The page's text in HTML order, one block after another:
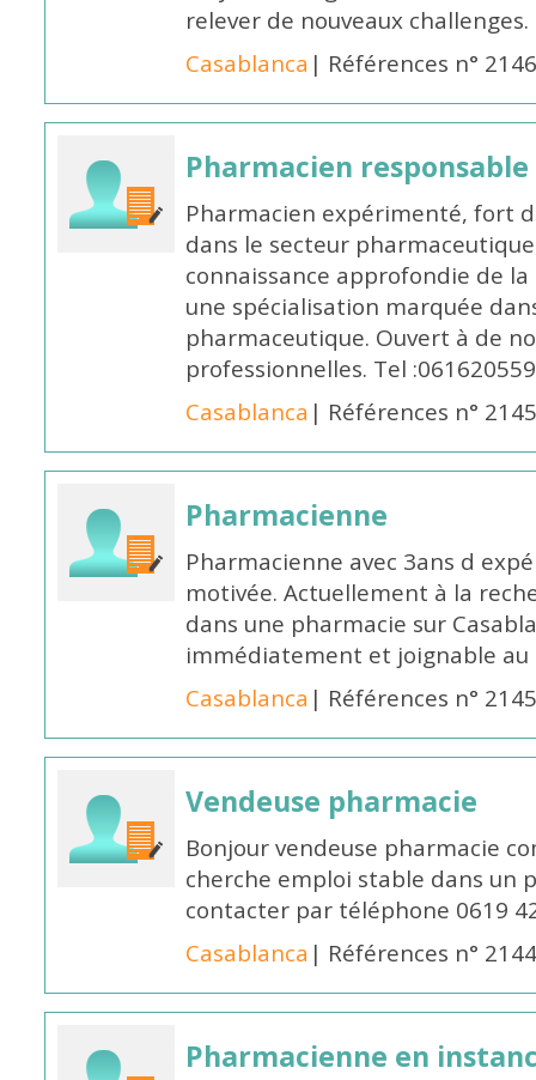
relever de nouveaux
Casablanca | Références n°
Pharmacien responsable
Pharmacien expérimenté, fort
dans le secteur
connaissance approfondie de
une spécialisation marquée
pharmaceutique. Ouvert à de
professionnelles. Tel
Casablanca | Références n°
Pharmacienne
Pharmacienne avec 3ans d
motivée. Actuellement à la
dans une pharmacie sur
immédiatement et joignable au
Casablanca | Références n°
Vendeuse pharmacie
Bonjour vendeuse pharmacie
cherche emploi stable dans un
contacter par téléphone 0619
Casablanca | Références n°
Pharmacienne en